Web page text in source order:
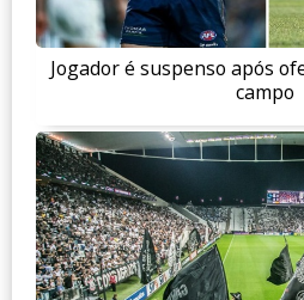
Jogador é suspenso após
campo